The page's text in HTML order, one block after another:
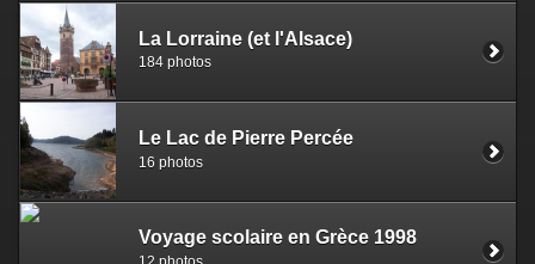
La Lorraine (et l'Alsace)
184 photos
Le Lac de Pierre Percée
16 photos
Voyage scolaire en Grèce 1998